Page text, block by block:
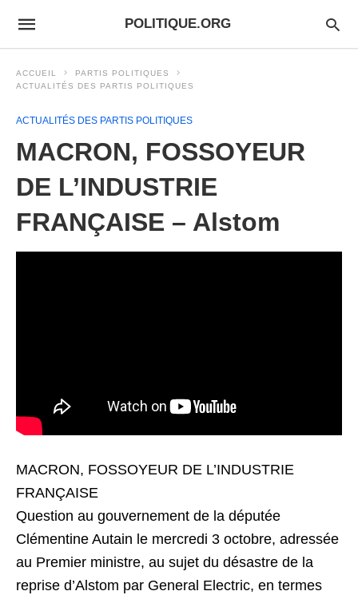
POLITIQUE.ORG
ACCUEIL
PARTIS POLITIQUES
ACTUALITÉS DES PARTIS POLITIQUES
ACTUALITÉS DES PARTIS POLITIQUES
MACRON, FOSSOYEUR
DE L’INDUSTRIE
FRANÇAISE – Alstom
MACRON, FOSSOYEUR DE L’INDUSTRIE
FRANÇAISE
Question au gouvernement de la députée
Clémentine Autain le mercredi 3 octobre, adressée
au Premier ministre, au sujet du désastre de la
reprise d’Alstom par General Electric, en termes